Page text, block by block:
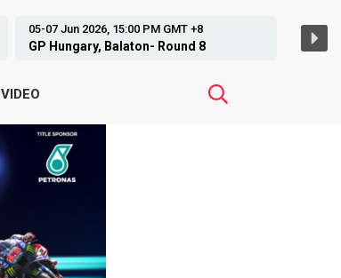
12-14 Jun 2026, 08:00 AM GMT +8
ARRC, Motegi - Round 3
VIDEO